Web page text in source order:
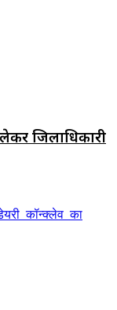
जिलाधिकारी